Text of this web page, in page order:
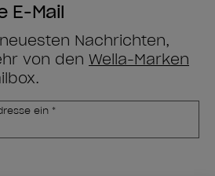
E-Mail
Nachrichten,
von den Wella-Marken
ein *